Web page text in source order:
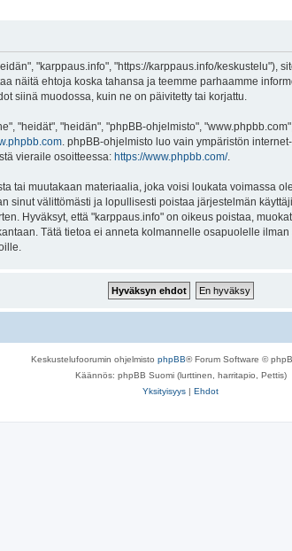
"karppaus.info", "https://karppaus.info/keskustelu"),
näitä ehtoja koska tahansa ja teemme parhaamme
siinä muodossa, kuin ne on päivitetty tai korjattu.
"heidät", "heidän", "phpBB-ohjelmisto",
. phpBB-ohjelmisto luo vain ympäristön
vieraile osoitteessa: https://www.phpbb.com/.
tai muutakaan materiaalia, joka voisi loukata voimassa
sinut välittömästi ja lopullisesti poistaa järjestelmän
Hyväksyt, että "karppaus.info" on oikeus poistaa,
Tätä tietoa ei anneta kolmannelle osapuolelle
Keskustelufoorumin ohjelmisto phpBB® Forum Software ©
Käännös: phpBB Suomi (lurttinen, harritapio, Pettis)
Yksityisyys | Ehdot